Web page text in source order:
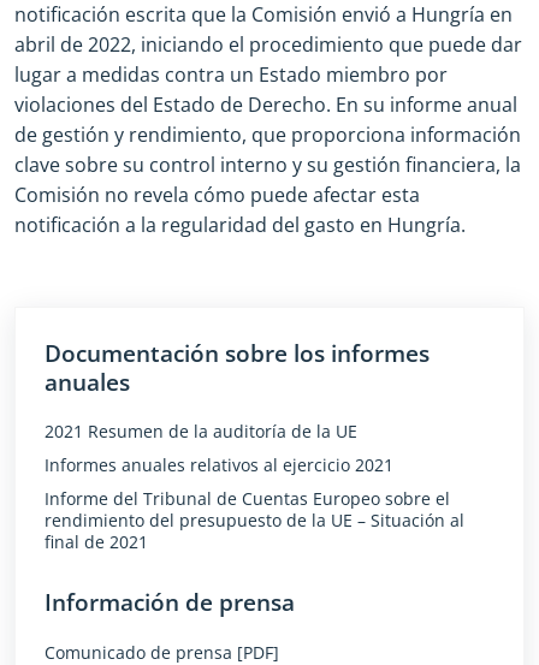
notificación escrita que la Comisión envió a Hungría en
abril de 2022, iniciando el procedimiento que puede dar
lugar a medidas contra un Estado miembro por
violaciones del Estado de Derecho. En su informe anual
de gestión y rendimiento, que proporciona información
clave sobre su control interno y su gestión financiera, la
Comisión no revela cómo puede afectar esta
notificación a la regularidad del gasto en Hungría.
Documentación sobre los informes
anuales
2021 Resumen de la auditoría de la UE
Informes anuales relativos al ejercicio 2021
Informe del Tribunal de Cuentas Europeo sobre el
rendimiento del presupuesto de la UE – Situación al
final de 2021
Información de prensa
Comunicado de prensa [PDF]